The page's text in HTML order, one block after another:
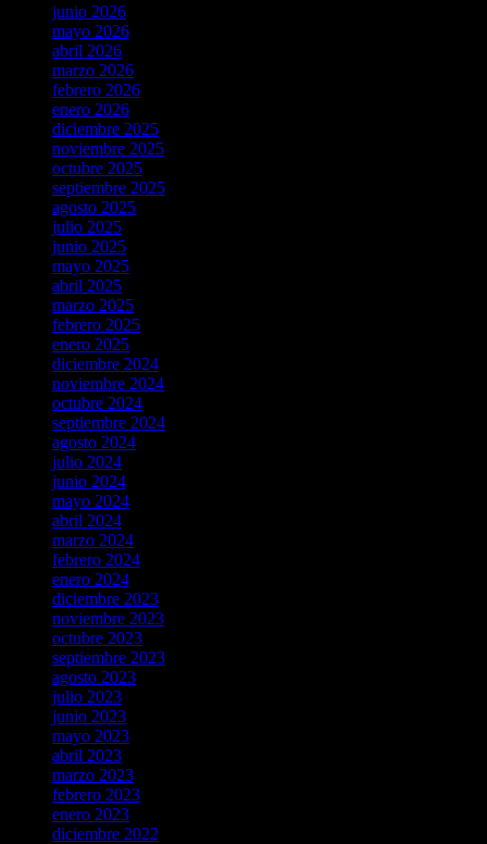
junio 2026
mayo 2026
abril 2026
marzo 2026
febrero 2026
enero 2026
diciembre 2025
noviembre 2025
octubre 2025
septiembre 2025
agosto 2025
julio 2025
junio 2025
mayo 2025
abril 2025
marzo 2025
febrero 2025
enero 2025
diciembre 2024
noviembre 2024
octubre 2024
septiembre 2024
agosto 2024
julio 2024
junio 2024
mayo 2024
abril 2024
marzo 2024
febrero 2024
enero 2024
diciembre 2023
noviembre 2023
octubre 2023
septiembre 2023
agosto 2023
julio 2023
junio 2023
mayo 2023
abril 2023
marzo 2023
febrero 2023
enero 2023
diciembre 2022